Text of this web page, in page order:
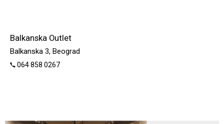
Balkanska Outlet
Balkanska 3, Beograd
064 858 0267